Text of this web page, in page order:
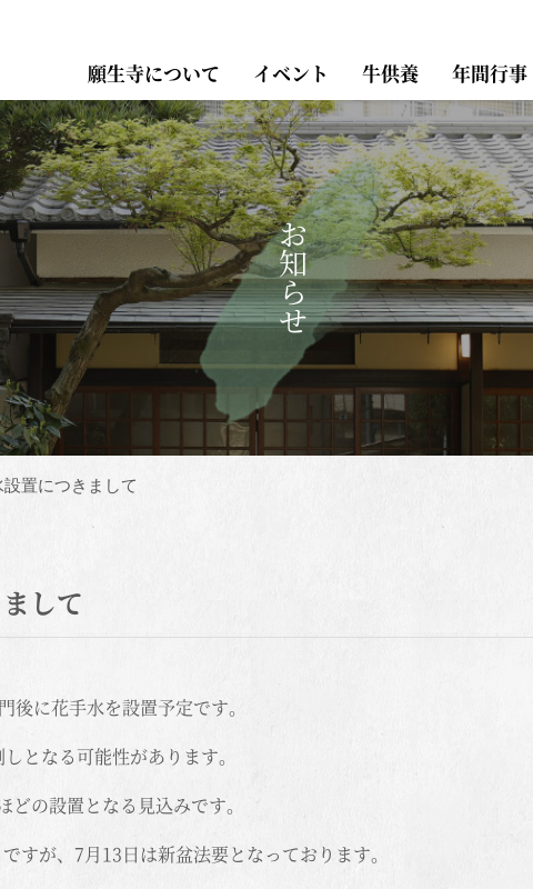
願生寺について イベント 牛供養 年間行事
お知らせ
置につきまして
して
に花手水を設置予定です。
となる可能性があります。
の設置となる見込みです。
すが、7月13日は新盆法要となっております。